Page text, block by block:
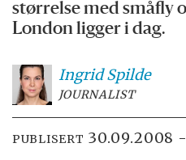
størrelse med småfly
London ligger i dag.
Ingrid Spilde
JOURNALIST
PUBLISERT 30.09.2008